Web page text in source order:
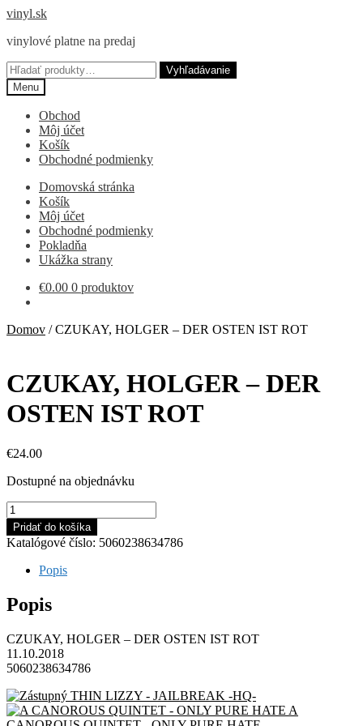
Preskočiť
navigáciu
Preskočiť
obsah
vinyl.sk
vinylové platne na predaj
Hľadať:
Vyhľadávanie
Menu
Obchod
Môj účet
Košík
Obchodné podmienky
Domovská stránka
Košík
Môj účet
Obchodné podmienky
Pokladňa
Ukážka strany
€0.00 0 produktov
Domov /CZUKAY, HOLGER – DER OSTEN IST ROT
CZUKAY, HOLGER – DER
OSTEN IST ROT
€24.00
Dostupné na objednávku
množstvo
CZUKAY,
HOLGER
-
DER
OSTEN
IST
ROT
Pridať do košíka
Katalógové číslo: 5060238634786
Popis
Popis
CZUKAY, HOLGER – DER OSTEN IST ROT
11.10.2018
5060238634786
THIN LIZZY - JAILBREAK -HQ-
A